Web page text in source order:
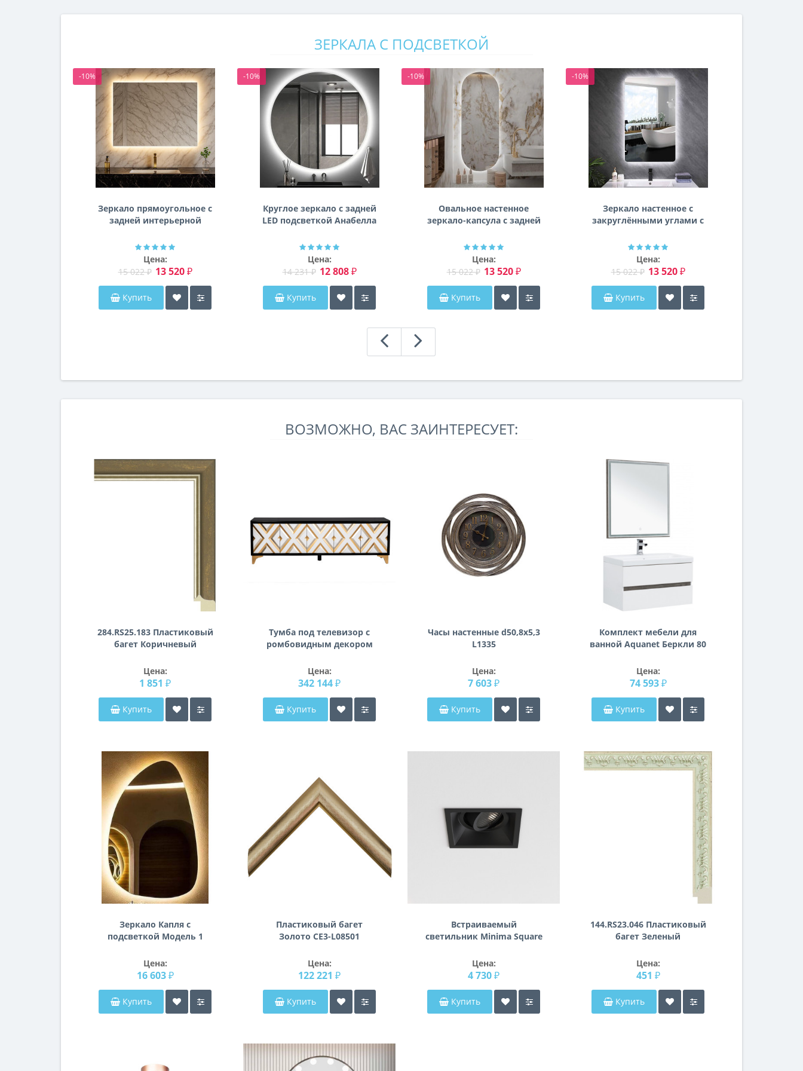
ЗЕРКАЛА С ПОДСВЕТКОЙ
-10%
Зеркало прямоугольное с
задней интерьерной
Далтон
Цена:
15 022 ₽ 13 520 ₽
Купить
-10%
Круглое зеркало с задней
LED подсветкой Анабелла
Цена:
14 231 ₽ 12 808 ₽
Купить
-10%
Овальное настенное
зеркало-капсула с задней
Мэриэнн
Цена:
15 022 ₽ 13 520 ₽
Купить
-10%
Зеркало настенное с
закруглёнными углами с
эмбилайт Эмбиенс
Цена:
15 022 ₽ 13 520 ₽
Купить
ВОЗМОЖНО, ВАС ЗАИНТЕРЕСУЕТ:
284.RS25.183 Пластиковый
багет Коричневый
Цена:
1 851 ₽
Купить
Тумба под телевизор с
ромбовидным декором
Цена:
342 144 ₽
Купить
Часы настенные d50,8х5,3
L1335
Цена:
7 603 ₽
Купить
Комплект мебели для
ванной Aquanet Беркли 80
(зеркало дуб рошелье)
Цена:
74 593 ₽
Купить
Зеркало Капля с
подсветкой Модель 1
Цена:
16 603 ₽
Купить
Пластиковый багет
Золото CE3-L08501
Цена:
122 221 ₽
Купить
Встраиваемый
светильник Minima Square
1249043
Цена:
4 730 ₽
Купить
144.RS23.046 Пластиковый
багет Зеленый
Цена:
451 ₽
Купить